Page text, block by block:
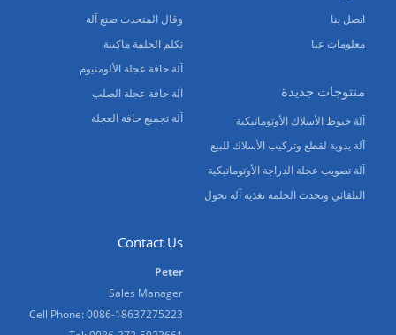
وقال المتحدث صنع آلة
تكلم الحلمة ماكينة
آلة حافة عجلة الألومنيوم
آلة حافة عجلة الصلب
آلة تجميع حافة العجلة
اتصل بنا
معلومات عنا
منتوجات جديدة
آلة خيوط الأسلاك الأوتوماتيكية
آلة يدوية لقطع وتركيب الأسلاك للبيع
آلة تصويب عجلة الدراجة الأوتوماتيكية
التلقائي وتحدث الحلمة تغذية آلة تحول
Contact Us
Peter
Sales Manager
Cell Phone: 0086-18637275223